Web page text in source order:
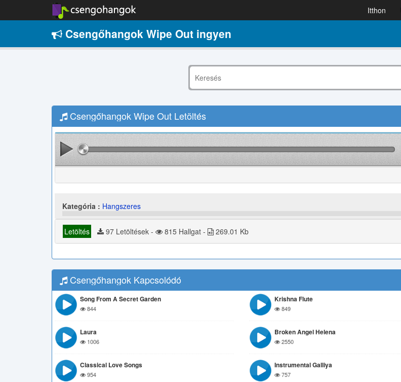
Itthon
Csengőhangok Wipe Out ingyen
Csengőhangok Wipe Out Letöltés
Kategória : Hangszeres
Letöltés 97 Letöltések - 815 Hallgat - 269.01 Kb
Csengőhangok Kapcsolódó
Song From A Secret Garden
844
Krishna Flute
849
Laura
1006
Broken Angel Helena
2550
Classical Love Songs
954
Instrumental Galliya
757